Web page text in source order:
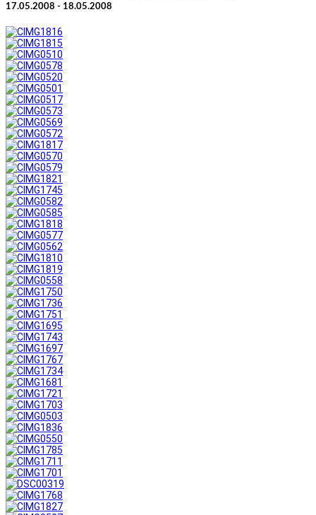
17.05.2008 - 18.05.2008